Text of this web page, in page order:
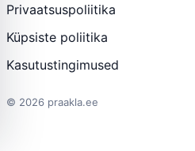
Privaatsuspoliitika
Küpsiste poliitika
Kasutustingimused
© 2026 praakla.ee